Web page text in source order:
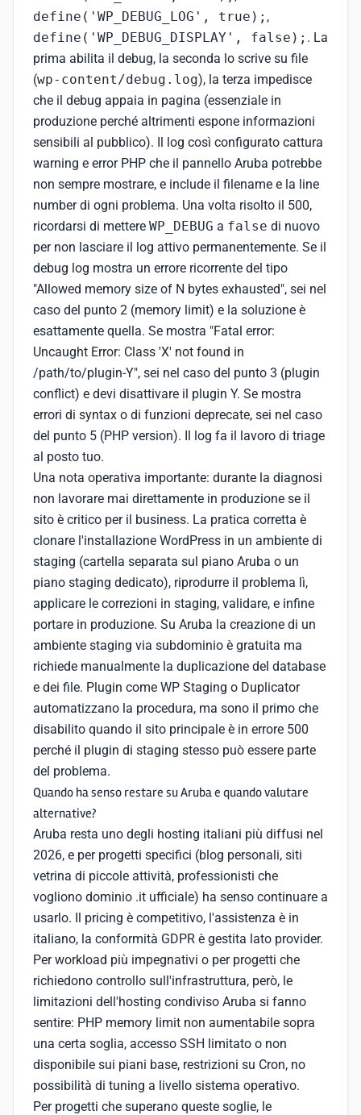
define('WP_DEBUG_LOG', true); ,
define('WP_DEBUG_DISPLAY', false); . La
prima abilita il debug, la seconda lo scrive su file
(wp-content/debug.log), la terza impedisce
che il debug appaia in pagina (essenziale in
produzione perché altrimenti espone informazioni
sensibili al pubblico). Il log così configurato cattura
warning e error PHP che il pannello Aruba potrebbe
non sempre mostrare, e include il filename e la line
number di ogni problema. Una volta risolto il 500,
ricordarsi di mettere WP_DEBUG a false di nuovo
per non lasciare il log attivo permanentemente. Se il
debug log mostra un errore ricorrente del tipo
"Allowed memory size of N bytes exhausted", sei nel
caso del punto 2 (memory limit) e la soluzione è
esattamente quella. Se mostra "Fatal error:
Uncaught Error: Class 'X' not found in
/path/to/plugin-Y", sei nel caso del punto 3 (plugin
conflict) e devi disattivare il plugin Y. Se mostra
errori di syntax o di funzioni deprecate, sei nel caso
del punto 5 (PHP version). Il log fa il lavoro di triage
al posto tuo.
Una nota operativa importante: durante la diagnosi
non lavorare mai direttamente in produzione se il
sito è critico per il business. La pratica corretta è
clonare l'installazione WordPress in un ambiente di
staging (cartella separata sul piano Aruba o un
piano staging dedicato), riprodurre il problema lì,
applicare le correzioni in staging, validare, e infine
portare in produzione. Su Aruba la creazione di un
ambiente staging via subdominio è gratuita ma
richiede manualmente la duplicazione del database
e dei file. Plugin come WP Staging o Duplicator
automatizzano la procedura, ma sono il primo che
disabilito quando il sito principale è in errore 500
perché il plugin di staging stesso può essere parte
del problema.
Quando ha senso restare su Aruba e quando valutare
alternative?
Aruba resta uno degli hosting italiani più diffusi nel
2026, e per progetti specifici (blog personali, siti
vetrina di piccole attività, professionisti che
vogliono dominio .it ufficiale) ha senso continuare a
usarlo. Il pricing è competitivo, l'assistenza è in
italiano, la conformità GDPR è gestita lato provider.
Per workload più impegnativi o per progetti che
richiedono controllo sull'infrastruttura, però, le
limitazioni dell'hosting condiviso Aruba si fanno
sentire: PHP memory limit non aumentabile sopra
una certa soglia, accesso SSH limitato o non
disponibile sui piani base, restrizioni su Cron, no
possibilità di tuning a livello sistema operativo.
Per progetti che superano queste soglie, le